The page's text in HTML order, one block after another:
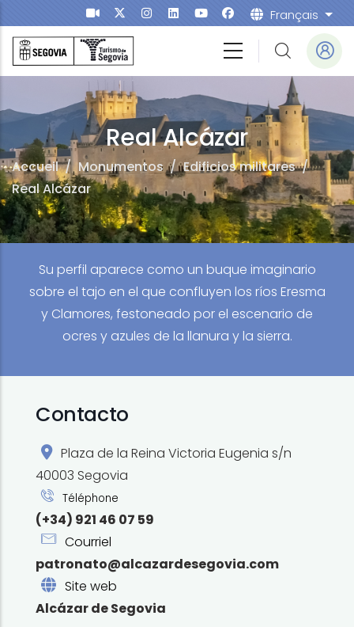
Aller au contenu principal Français
Real Alcázar
Accueil/ Monumentos/ Edificios militares/
Real Alcázar
Su perfil aparece como un buque imaginario
sobre el tajo en el que confluyen los ríos Eresma
y Clamores, festoneado por el escenario de
ocres y azules de la llanura y la sierra.
Contacto
Plaza de la Reina Victoria Eugenia s/n
40003 Segovia
Téléphone
(+34) 921 46 07 59
Courriel
patronato@alcazardesegovia.com
Site web
Alcázar de Segovia